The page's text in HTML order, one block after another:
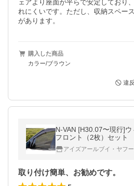
ェアより座面が平らで安定しており
れにくいです。ただし、収納スペー
があります。
購入した商品
カラー/ブラウン
違
N-VAN [H30.07〜現行]ウィンドーバグネット
フロント（2枚）セット
アイズアールブイ・ヤフ
取り付け簡単、お勧めです。